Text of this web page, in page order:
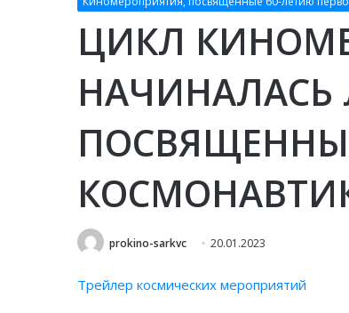
ЦИКЛ
НАЧИНАЛАСЬ
prokino-sarkvc 20.01.2023
Трейлер космических мероприятий